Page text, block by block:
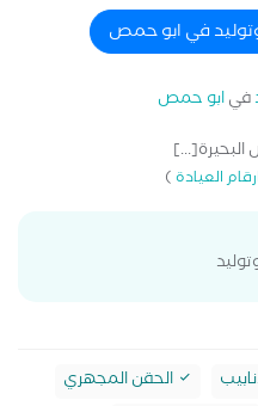
في ابو حمص
فيابو حمص
البحيرة[...]
العيادة)
الحقن المجهري